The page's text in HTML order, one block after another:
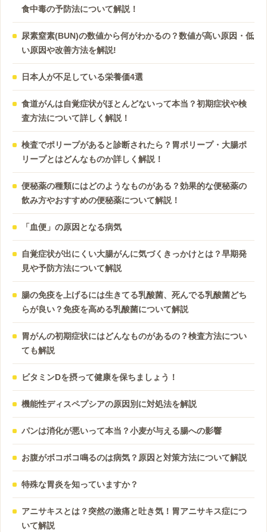
食中毒の予防法について解説！
尿素窒素(BUN)の数値から何がわかるの？数値が高い原因・低
い原因や改善方法を解説!
日本人が不足している栄養価4選
食道がんは自覚症状がほとんどないって本当？初期症状や検
査方法について詳しく解説！
検査でポリープがあると診断されたら？胃ポリープ・大腸ポ
リープとはどんなものか詳しく解説！
便秘薬の種類にはどのようなものがある？効果的な便秘薬の
飲み方やおすすめの便秘薬について解説！
「血便」の原因となる病気
自覚症状が出にくい大腸がんに気づくきっかけとは？早期発
見や予防方法について解説
腸の免疫を上げるには生きてる乳酸菌、死んでる乳酸菌どち
らが良い？免疫を高める乳酸菌について解説
胃がんの初期症状にはどんなものがあるの？検査方法につい
ても解説
ビタミンDを摂って健康を保ちましょう！
機能性ディスペプシアの原因別に対処法を解説
パンは消化が悪いって本当？小麦が与える腸への影響
お腹がボコボコ鳴るのは病気？原因と対策方法について解説
特殊な胃炎を知っていますか？
アニサキスとは？突然の激痛と吐き気！胃アニサキス症につ
いて解説